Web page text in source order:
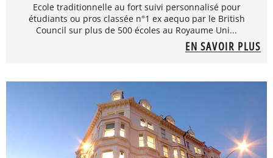
Ecole traditionnelle au fort suivi personnalisé pour
étudiants ou pros classée n°1 ex aequo par le British
Council sur plus de 500 écoles au Royaume Uni...
EN SAVOIR PLUS